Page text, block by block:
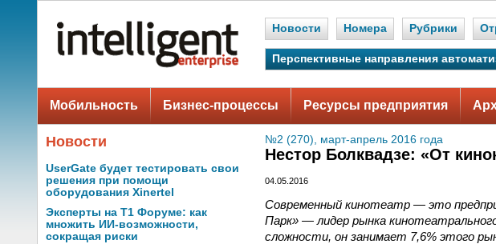
Новости Номера Рубрики
Перспективные направления
Мобильность Бизнес-процессы Ресурсы предприятия
Новости
UserGate будет тестировать свои
решения при помощи
оборудования Xinertel
Эксперты на Т1 Форуме: как
множить ИИ-возможности,
сокращая риски
№2 (270), март-апрель 2016 года
Нестор Болквадзе: «От
04.05.2016
Современный кинотеатр — это
Парк» — лидер рынка
сложности, он занимает 7,6% этого